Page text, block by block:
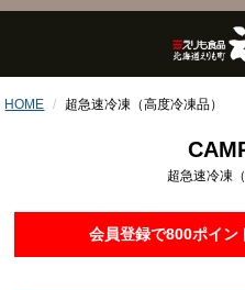
HOME 超急速冷凍（高度冷凍品）
超急速冷凍
会員登録で800ポイン